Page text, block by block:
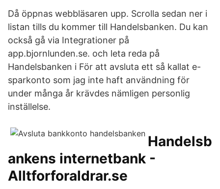
Då öppnas webbläsaren upp. Scrolla sedan ner i
listan tills du kommer till Handelsbanken. Du kan
också gå via Integrationer på
app.bjornlunden.se. och leta reda på
Handelsbanken i För att avsluta ett så kallat e-
sparkonto som jag inte haft användning för
under många år krävdes nämligen personlig
inställelse.
Handelsb
ankens internetbank -
Alltforforaldrar.se